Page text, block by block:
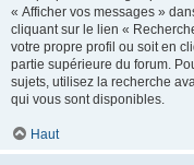
« Afficher vos messages »
cliquant sur le lien «
votre propre profil ou soit en
partie supérieure du forum.
sujets, utilisez la recherche
qui vous sont disponibles.
Haut